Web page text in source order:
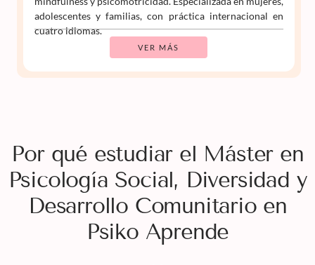
adolescentes y familias, con práctica internacional en
cuatro idiomas.
VER MÁS
Por qué estudiar el Máster en
Psicología Social, Diversidad y
Desarrollo Comunitario en
Psiko Aprende